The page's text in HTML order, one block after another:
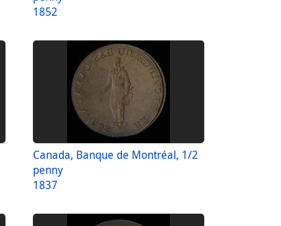
1852
Canada, Banque de Montréal, 1/2
penny
1837